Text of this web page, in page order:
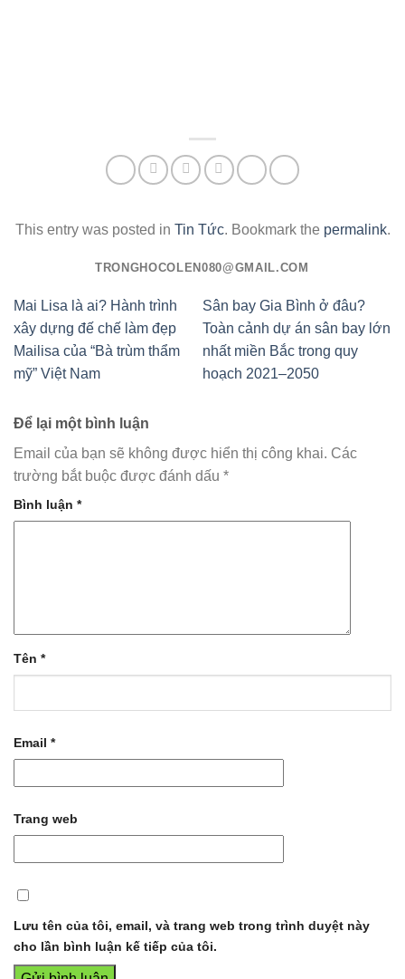
This entry was posted in Tin Tức. Bookmark the permalink.
TRONGHOCOLEN080@GMAIL.COM
Mai Lisa là ai? Hành trình
xây dựng đế chế làm đẹp
Mailisa của “Bà trùm thẩm
mỹ” Việt Nam
Sân bay Gia Bình ở đâu?
Toàn cảnh dự án sân bay lớn
nhất miền Bắc trong quy
hoạch 2021–2050
Để lại một bình luận
Email của bạn sẽ không được hiển thị công khai. Các
trường bắt buộc được đánh dấu *
Bình luận *
Tên *
Email *
Trang web
Lưu tên của tôi, email, và trang web trong trình duyệt này
cho lần bình luận kế tiếp của tôi.